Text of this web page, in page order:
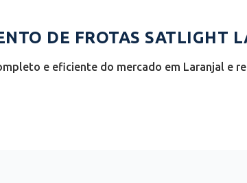
DE FROTAS SATLIGHT
e eficiente do mercado em Laranjal e